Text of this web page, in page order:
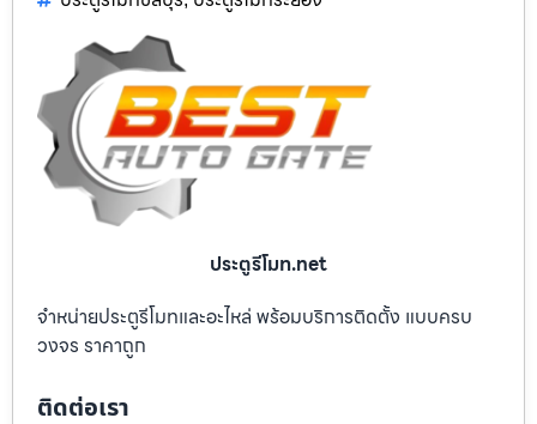
ประตูรีโมท.net
จำหน่ายประตูรีโมทและอะไหล่ พร้อมบริการติดตั้ง แบบครบ
วงจร ราคาถูก
ติดต่อเรา